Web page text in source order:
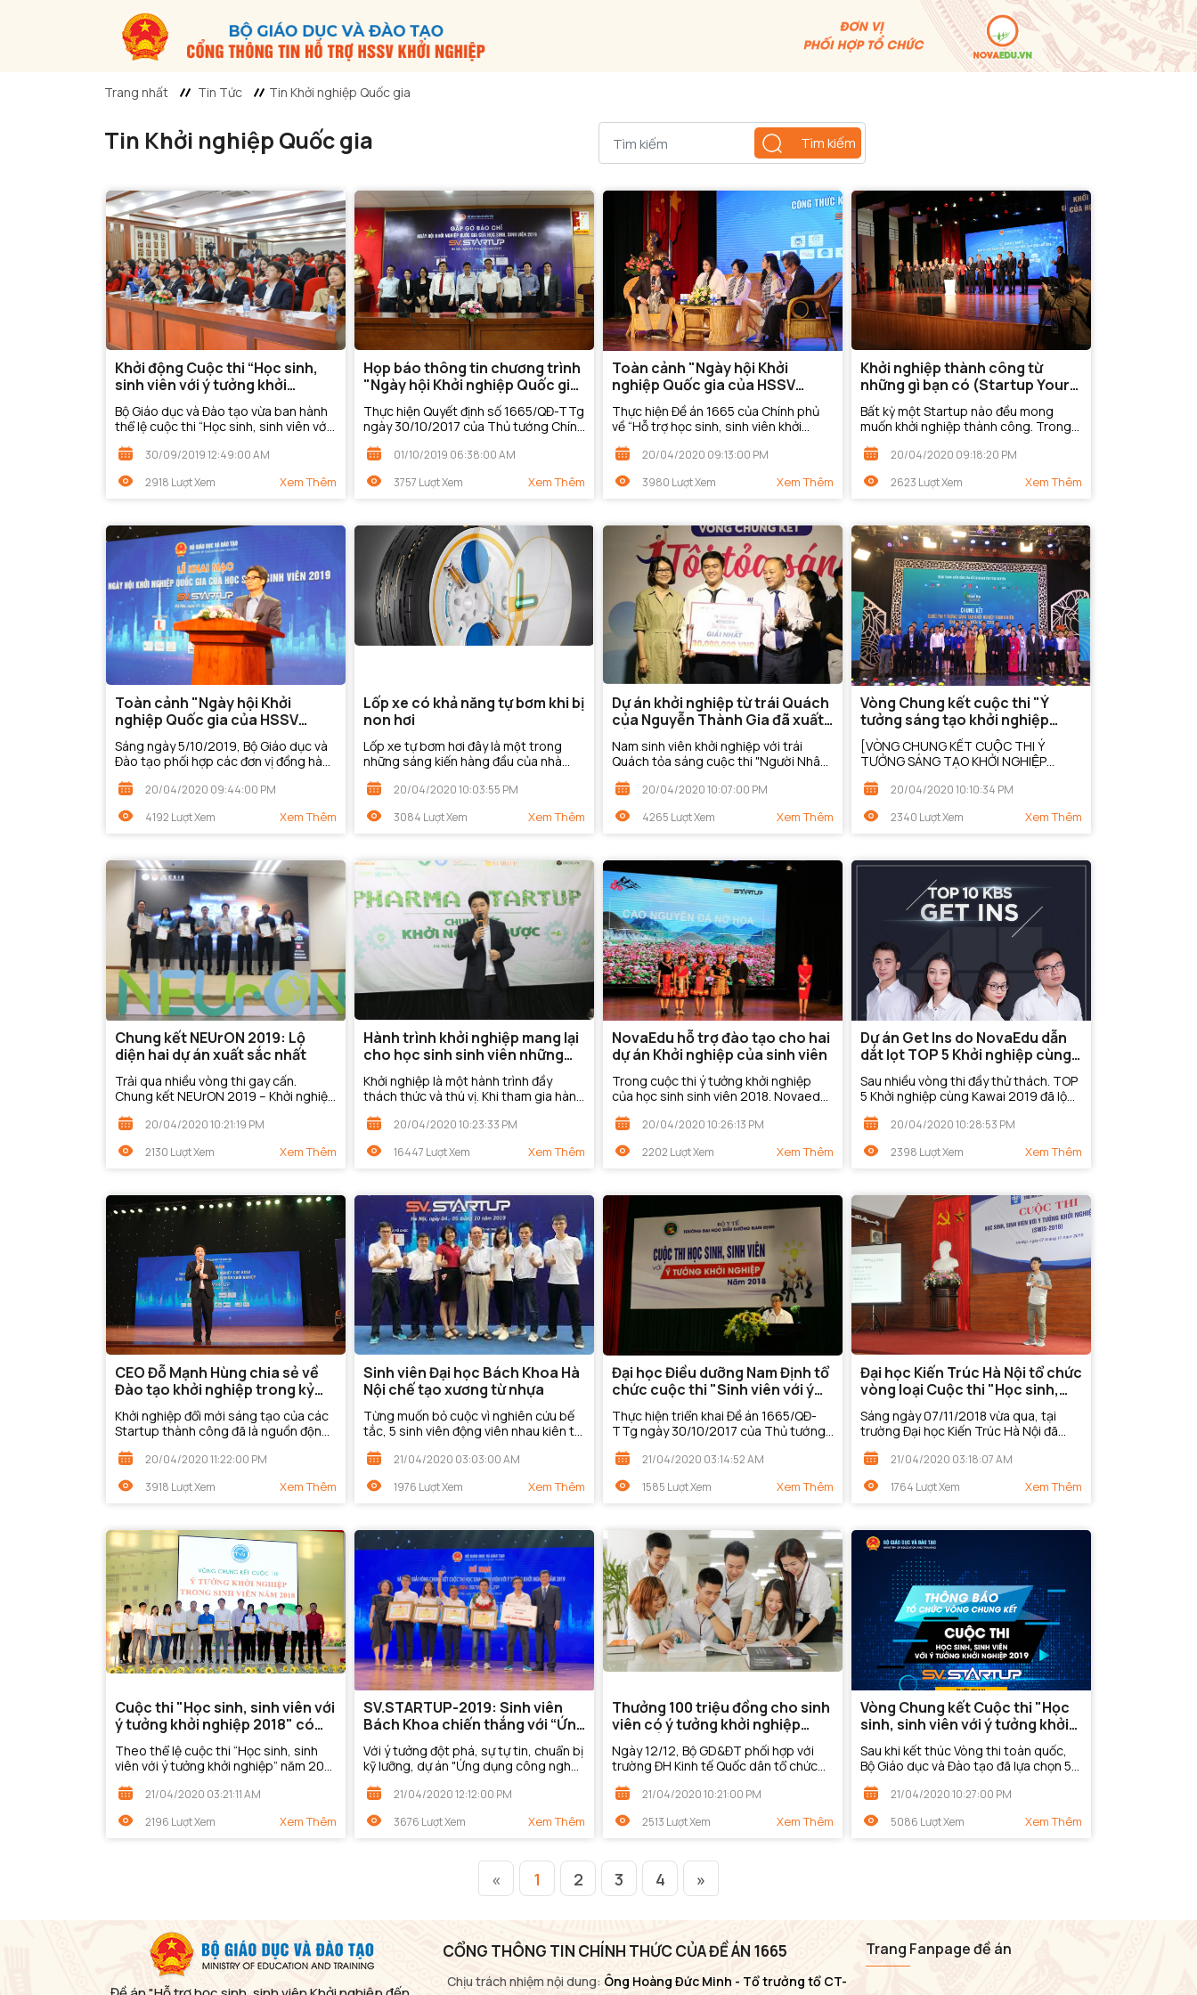
Trang nhất Tin Tức Tin Khởi nghiệp Quốc gia
Tin Khởi nghiệp Quốc gia Tìm kiếm
Khởi động Cuộc thi “Học sinh,
sinh viên với ý tưởng khởi
nghiệp” năm 2018
Bộ Giáo dục và Đào tạo vừa ban hành
thể lệ cuộc thi “Học sinh, sinh viên với
tổ chức trên quy mô toàn quốc.
30/09/2019 12:49:00 AM
2918 Lượt Xem
Xem Thêm
Họp báo thông tin chương trình
"Ngày hội Khởi nghiệp Quốc gia
của Học sinh, sinh viên năm
2019"
Thực hiện Quyết định số 1665/QĐ-TTg
ngày 30/10/2017 của Thủ tướng Chính
học sinh, sinh viên khởi nghiệp đến
năm...
01/10/2019 06:38:00 AM
3757 Lượt Xem
Xem Thêm
Toàn cảnh "Ngày hội Khởi
nghiệp Quốc gia của HSSV
2018" (SV.STARTUP-2018)
Thực hiện Đề án 1665 của Chính phủ
về “Hỗ trợ học sinh, sinh viên khởi
16/12/2018, Bộ Giáo dục và Đào tạo đã
chủ trì...
20/04/2020 09:13:00 PM
3980 Lượt Xem
Xem Thêm
Khởi nghiệp thành công từ
những gì bạn có (Startup Your
Life)
Bất kỳ một Startup nào đều mong
muốn khởi nghiệp thành công. Trong
gia của học sinh sinh viên 2018, buổi
thảo luận...
20/04/2020 09:18:20 PM
2623 Lượt Xem
Xem Thêm
Toàn cảnh "Ngày hội Khởi
nghiệp Quốc gia của HSSV
2019" (SV.STARTUP-2019)
Sáng ngày 5/10/2019, Bộ Giáo dục và
Đào tạo phối hợp các đơn vị đồng hành
hội Khởi nghiệp Quốc gia của học
sinh,...
20/04/2020 09:44:00 PM
4192 Lượt Xem
Xem Thêm
Lốp xe có khả năng tự bơm khi bị
non hơi
Lốp xe tự bơm hơi đây là một trong
những sáng kiến hàng đầu của nhà
cho tương lai. Bạn sẽ không cần...
20/04/2020 10:03:55 PM
3084 Lượt Xem
Xem Thêm
Dự án khởi nghiệp từ trái Quách
của Nguyễn Thành Gia đã xuất
sắc đạt giải nhất cuộc thi
Nam sinh viên khởi nghiệp với trái
Quách tỏa sáng cuộc thi "Người Nhân
20/04/2020 10:07:00 PM
4265 Lượt Xem
Xem Thêm
Vòng Chung kết cuộc thi "Ý
tưởng sáng tạo khởi nghiệp
thanh niên tỉnh Thái Nguyên"
năm 2019
[VÒNG CHUNG KẾT CUỘC THI Ý
TƯỞNG SÁNG TẠO KHỞI NGHIỆP
từ rơm: Bước tiến mới trong sử dụng
năng...
20/04/2020 10:10:34 PM
2340 Lượt Xem
Xem Thêm
Chung kết NEUrON 2019: Lộ
diện hai dự án xuất sắc nhất
Trải qua nhiều vòng thi gay cấn.
Chung kết NEUrON 2019 – Khởi nghiệp
xuất sắc nhất để tham gia Cuộc thi
Học sinh...
20/04/2020 10:21:19 PM
2130 Lượt Xem
Xem Thêm
Hành trình khởi nghiệp mang lại
cho học sinh sinh viên những
gì?
Khởi nghiệp là một hành trình đầy
thách thức và thú vị. Khi tham gia hành
có được những gì? Có nên tham gia...
20/04/2020 10:23:33 PM
16447 Lượt Xem
Xem Thêm
NovaEdu hỗ trợ đào tạo cho hai
dự án Khởi nghiệp của sinh viên
Trong cuộc thi ý tưởng khởi nghiệp
của học sinh sinh viên 2018. Novaedu
nghiệp để đi đến vòng chung kết
trong...
20/04/2020 10:26:13 PM
2202 Lượt Xem
Xem Thêm
Dự án Get Ins do NovaEdu dẫn
dắt lọt TOP 5 Khởi nghiệp cùng
Kawai 2019
Sau nhiều vòng thi đầy thử thách. TOP
5 Khởi nghiệp cùng Kawai 2019 đã lộ
dắt đã xuất sắc có mặt trong danh
sách...
20/04/2020 10:28:53 PM
2398 Lượt Xem
Xem Thêm
CEO Đỗ Mạnh Hùng chia sẻ về
Đào tạo khởi nghiệp trong kỷ
nguyên 4.0
Khởi nghiệp đổi mới sáng tạo của các
Startup thành công đã là nguồn động
noi theo và muốn...
20/04/2020 11:22:00 PM
3918 Lượt Xem
Xem Thêm
Sinh viên Đại học Bách Khoa Hà
Nội chế tạo xương từ nhựa
Từng muốn bỏ cuộc vì nghiên cứu bế
tắc, 5 sinh viên động viên nhau kiên trì
thay cho sứ, hoặc titan nhập ngoại.
21/04/2020 03:03:00 AM
1976 Lượt Xem
Xem Thêm
Đại học Điều dưỡng Nam Định tổ
chức cuộc thi "Sinh viên với ý
tưởng khởi nghiệp" năm 2018
Thực hiện triển khai Đề án 1665/QĐ-
TTg ngày 30/10/2017 của Thủ tướng
sinh viên khởi nghiệp đến năm 2025”
và Quyết...
21/04/2020 03:14:52 AM
1585 Lượt Xem
Xem Thêm
Đại học Kiến Trúc Hà Nội tổ chức
vòng loại Cuộc thi "Học sinh,
sinh viên với ý tưởng khởi
nghiệp năm 2018"
Sáng ngày 07/11/2018 vừa qua, tại
trường Đại học Kiến Trúc Hà Nội đã
“Học sinh, sinh viên với ý tưởng khởi...
21/04/2020 03:18:07 AM
1764 Lượt Xem
Xem Thêm
Cuộc thi "Học sinh, sinh viên với
ý tưởng khởi nghiệp 2018" có
tổng tiền thưởng gần nửa tỷ
đồng
Theo thể lệ cuộc thi “Học sinh, sinh
viên với ý tưởng khởi nghiệp” năm 2018
tiền thưởng của 2 giải Nhất, 3 giải...
21/04/2020 03:21:11 AM
2196 Lượt Xem
Xem Thêm
SV.STARTUP-2019: Sinh viên
Bách Khoa chiến thắng với “Ứng
dụng công nghệ 3D chế tạo sản
phẩm”
Với ý tưởng đột phá, sự tự tin, chuẩn bị
kỹ lưỡng, dự án "Ứng dụng công nghệ
Bách khoa Hà Nội đã xuất sắc giành
giải...
21/04/2020 12:12:00 PM
3676 Lượt Xem
Xem Thêm
Thưởng 100 triệu đồng cho sinh
viên có ý tưởng khởi nghiệp
xuất sắc
Ngày 12/12, Bộ GD&ĐT phối hợp với
trường ĐH Kinh tế Quốc dân tổ chức
về “ngày Hội khởi nghiệp quốc gia của
học...
21/04/2020 10:21:00 PM
2513 Lượt Xem
Xem Thêm
Vòng Chung kết Cuộc thi "Học
sinh, sinh viên với ý tưởng khởi
nghiệp" năm 2019
(SV.STARTUP-2019)
Sau khi kết thúc Vòng thi toàn quốc,
Bộ Giáo dục và Đào tạo đã lựa chọn 50
cơ sở đào tạo và 18 ý tưởng / dự án...
21/04/2020 10:27:00 PM
5086 Lượt Xem
Xem Thêm
« 1 2 3 4 »
CỔNG THÔNG TIN CHÍNH THỨC CỦA ĐỀ ÁN 1665
Chịu trách nhiệm nội dung: Ông Hoàng Đức Minh - Tổ trưởng tổ CT-
Trang Fanpage đề án